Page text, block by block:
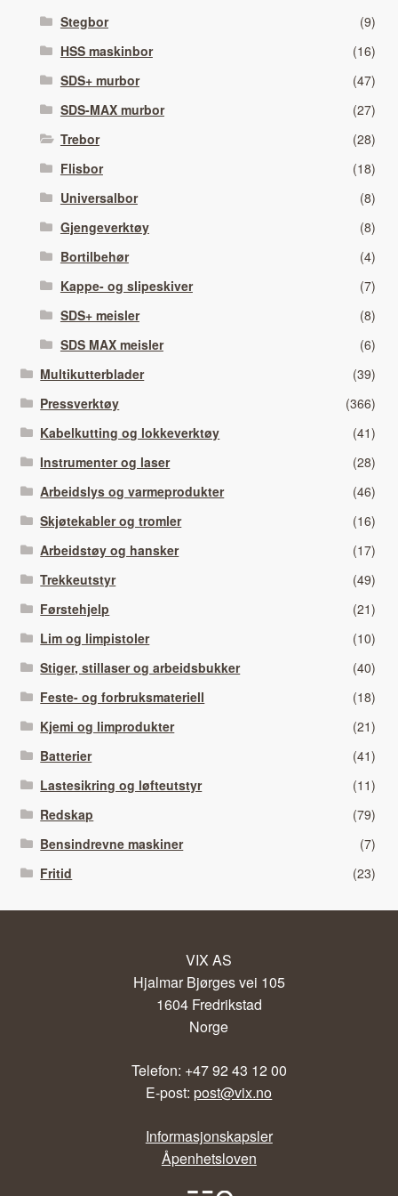
Stegbor
(9)
HSS maskinbor
(16)
SDS+ murbor
(47)
SDS-MAX murbor
(27)
Trebor
(28)
Flisbor
(18)
Universalbor
(8)
Gjengeverktøy
(8)
Bortilbehør
(4)
Kappe- og slipeskiver
(7)
SDS+ meisler
(8)
SDS MAX meisler
(6)
Multikutterblader
(39)
Pressverktøy
(366)
Kabelkutting og lokkeverktøy
(41)
Instrumenter og laser
(28)
Arbeidslys og varmeprodukter
(46)
Skjøtekabler og tromler
(16)
Arbeidstøy og hansker
(17)
Trekkeutstyr
(49)
Førstehjelp
(21)
Lim og limpistoler
(10)
Stiger, stillaser og arbeidsbukker
(40)
Feste- og forbruksmateriell
(18)
Kjemi og limprodukter
(21)
Batterier
(41)
Lastesikring og løfteutstyr
(11)
Redskap
(79)
Bensindrevne maskiner
(7)
Fritid
(23)
VIX AS
Hjalmar Bjørges vei 105
1604 Fredrikstad
Norge
Telefon: +47 92 43 12 00
E-post:post@vix.no
Informasjonskapsler
Åpenhetsloven